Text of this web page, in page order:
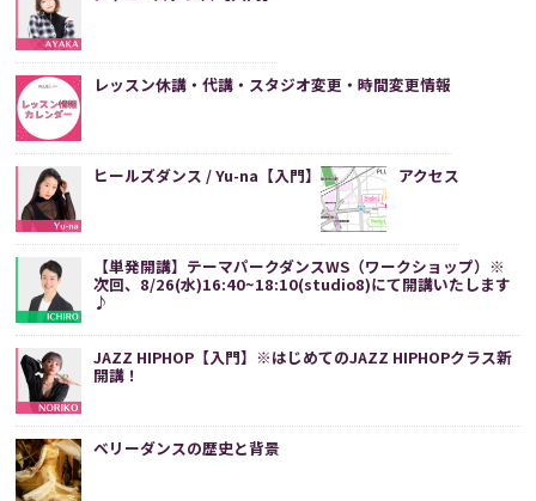
レッスン休講・代講・スタジオ変更・時間変更情報
ヒールズダンス / Yu-na【入門】 アクセス
【単発開講】テーマパークダンスWS（ワークショップ）※
次回、8/26(水)16:40~18:10(studio8)にて開講いたします
♪
JAZZ HIPHOP【入門】※はじめてのJAZZ HIPHOPクラス新
開講！
ベリーダンスの歴史と背景